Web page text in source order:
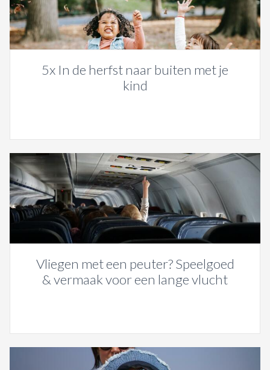
5x In de herfst naar buiten met je
kind
Vliegen met een peuter? Speelgoed
& vermaak voor een lange vlucht